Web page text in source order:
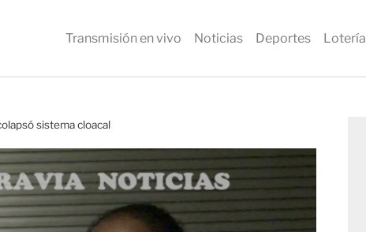
Transmisión en vivo Noticias Deportes Lotería
sistema cloacal